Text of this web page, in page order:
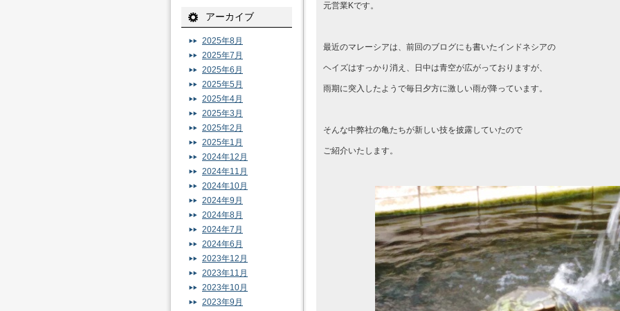
元営業Kです。
最近のマレーシアは、前回のブログにも書いたインドネシアの
ヘイズはすっかり消え、日中は青空が広がっておりますが、
雨期に突入したようで毎日夕方に激しい雨が降っています。
そんな中弊社の亀たちが新しい技を披露していたので
ご紹介いたします。
アーカイブ
2025年8月
2025年7月
2025年6月
2025年5月
2025年4月
2025年3月
2025年2月
2025年1月
2024年12月
2024年11月
2024年10月
2024年9月
2024年8月
2024年7月
2024年6月
2023年12月
2023年11月
2023年10月
2023年9月